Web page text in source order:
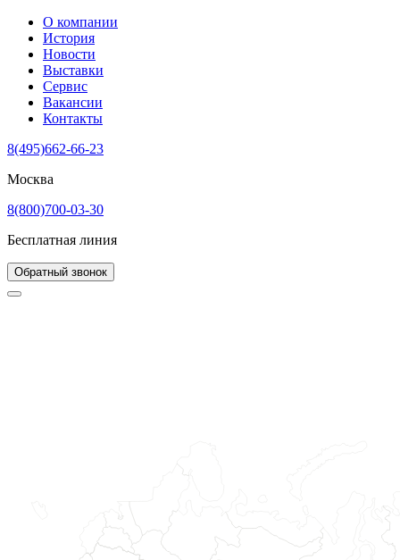
О компании
История
Новости
Выставки
Сервис
Вакансии
Контакты
8(495)662-66-23
Москва
8(800)700-03-30
Бесплатная линия
Обратный звонок